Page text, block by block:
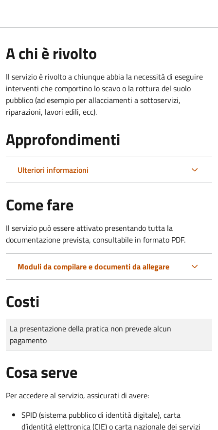
A chi è rivolto
Il servizio è rivolto a chiunque abbia la necessità di eseguire
interventi che comportino lo scavo o la rottura del suolo
pubblico (ad esempio per allacciamenti a sottoservizi,
riparazioni, lavori edili, ecc).
Approfondimenti
Ulteriori informazioni
Come fare
Il servizio può essere attivato presentando tutta la
documentazione prevista, consultabile in formato PDF.
Moduli da compilare e documenti da allegare
Costi
Tipo di pagamento
Importo
La presentazione della pratica non prevede alcun
pagamento
Cosa serve
Per accedere al servizio, assicurati di avere:
SPID (sistema pubblico di identità digitale), carta
d’identità elettronica (CIE) o carta nazionale dei servizi